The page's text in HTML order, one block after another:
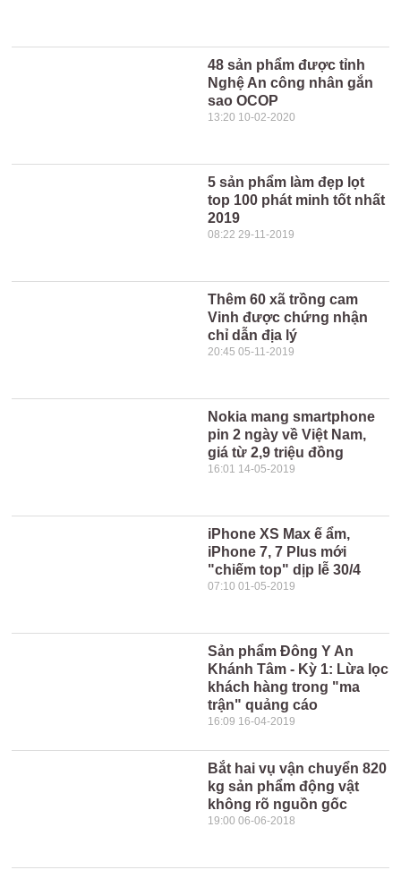
48 sản phẩm được tỉnh
Nghệ An công nhân gắn
sao OCOP
13:20 10-02-2020
5 sản phẩm làm đẹp lọt
top 100 phát minh tốt nhất
2019
08:22 29-11-2019
Thêm 60 xã trồng cam
Vinh được chứng nhận
chỉ dẫn địa lý
20:45 05-11-2019
Nokia mang smartphone
pin 2 ngày về Việt Nam,
giá từ 2,9 triệu đồng
16:01 14-05-2019
iPhone XS Max ế ẩm,
iPhone 7, 7 Plus mới
"chiếm top" dịp lễ 30/4
07:10 01-05-2019
Sản phẩm Đông Y An
Khánh Tâm - Kỳ 1: Lừa lọc
khách hàng trong "ma
trận" quảng cáo
16:09 16-04-2019
Bắt hai vụ vận chuyển 820
kg sản phẩm động vật
không rõ nguồn gốc
19:00 06-06-2018